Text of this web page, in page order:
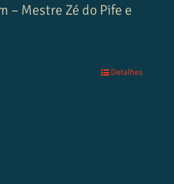
– Mestre Zé do Pife e
Detalhes